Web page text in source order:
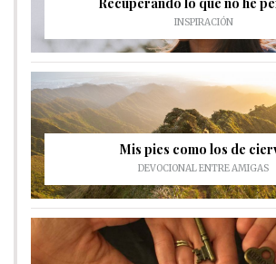
Recuperando lo que no he
INSPIRACIÓN
Mis pies como los de
DEVOCIONAL ENTRE AMIGAS